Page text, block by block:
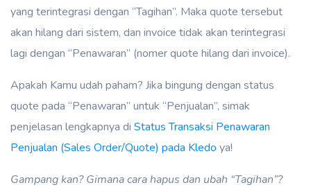
yang terintegrasi dengan “Tagihan”. Maka quote tersebut
akan hilang dari sistem, dan invoice tidak akan terintegrasi
lagi dengan “Penawaran” (nomer quote hilang dari invoice).
Apakah Kamu udah paham? Jika bingung dengan status
quote pada “Penawaran” untuk “Penjualan”, simak
penjelasan lengkapnya di Status Transaksi Penawaran
Penjualan (Sales Order/Quote) pada Kledo ya!
Gampang kan? Gimana cara hapus dan ubah “Tagihan”?